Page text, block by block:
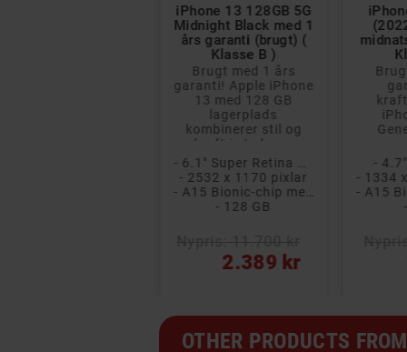
iPhone 13 128GB 5G
Midnight Black med 1
års garanti (brugt) (
Klasse B )
Brugt med 1 års
garanti! Apple iPhone
13 med 128 GB
lagerplads
kombinerer stil og
kraft i et eleg...
- 2532 x 1170 pixlar
- 128 GB
2.389 kr
-
OTHER PRODUCTS